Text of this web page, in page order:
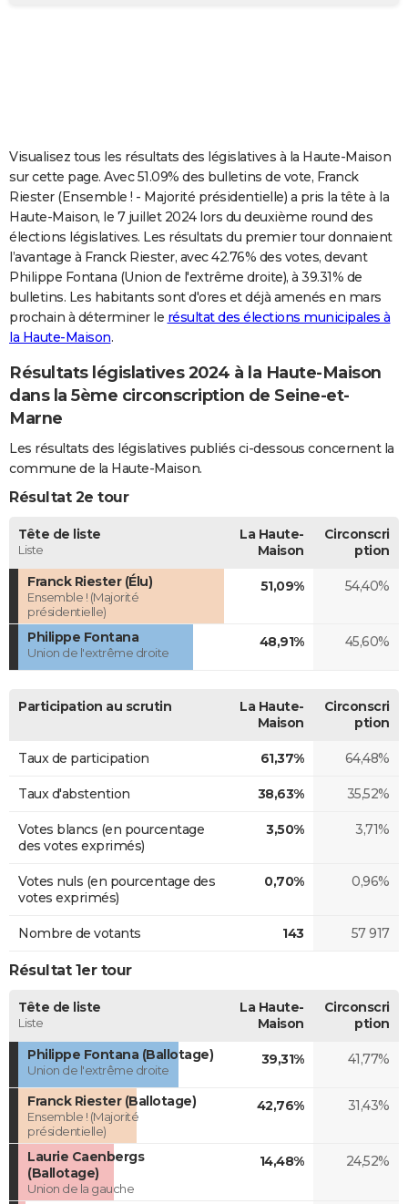
Carte de Noël
Carte Bonne année
Carte Saint-Valentin
Carte Pâques
Carte d'anniversaire
DICTIONNAIRE
Dictionnaire
Biographies
Citations
Expressions
Proverbes
PROGRAMME TV
COPAINS D'AVANT
S'inscrire
Se connecter
Lycées
Collèges
Primaires
Universités
Entreprises
Service militaire
Avis de recherche
AVIS DE DÉCÈS
FORUM
Visualisez tous les résultats des législatives à la Haute-Maison
sur cette page. Avec 51.09% des bulletins de vote, Franck
Riester (Ensemble ! - Majorité présidentielle) a pris la tête à la
Haute-Maison, le 7 juillet 2024 lors du deuxième round des
élections législatives. Les résultats du premier tour donnaient
l’avantage à Franck Riester, avec 42.76% des votes, devant
Philippe Fontana (Union de l'extrême droite), à 39.31% de
bulletins. Les habitants sont d'ores et déjà amenés en mars
prochain à déterminer le résultat des élections municipales à
la Haute-Maison.
Résultats législatives 2024 à la Haute-Maison
dans la 5ème circonscription de Seine-et-
Marne
Les résultats des législatives publiés ci-dessous concernent la
commune de la Haute-Maison.
Résultat 2e tour
Tête de liste
Liste
La Haute-
Maison
Circonscri
ption
Franck Riester (Élu)
Ensemble ! (Majorité
présidentielle)
51,09% 54,40%
Philippe Fontana
Union de l'extrême droite
48,91% 45,60%
Participation au scrutin
La Haute-
Maison
Circonscri
ption
Taux de participation 61,37% 64,48%
Taux d'abstention 38,63% 35,52%
Votes blancs (en pourcentage
des votes exprimés)
3,50% 3,71%
Votes nuls (en pourcentage des
votes exprimés)
0,70% 0,96%
Nombre de votants 143 57 917
Résultat 1er tour
Tête de liste
Liste
La Haute-
Maison
Circonscri
ption
Philippe Fontana (Ballotage)
Union de l'extrême droite
39,31% 41,77%
Franck Riester (Ballotage)
Ensemble ! (Majorité
présidentielle)
42,76% 31,43%
Laurie Caenbergs
(Ballotage)
Union de la gauche
14,48% 24,52%